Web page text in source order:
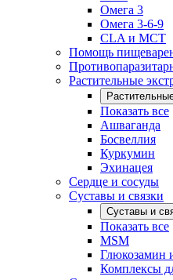
Омега 3
Омега 3-6-9
CLA и MCT
Помощь
Растительные
Показать все
Ашваганда
Босвеллия
Куркумин
Эхинацея
Сердце и сосуды
Суставы и связки
Суставы и
Показать все
MSM
Глюкозамин
Комплексы